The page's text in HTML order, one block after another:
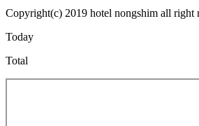
Copyright(c) 2019 hotel nongshim all right
Today
Total